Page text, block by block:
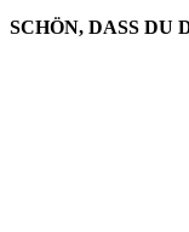
SCHÖN, DASS DU